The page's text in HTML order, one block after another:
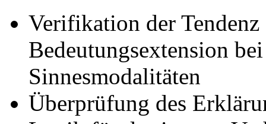
Verifikation der
Bedeutungsextension
Sinnesmodalitäten
Überprüfung des